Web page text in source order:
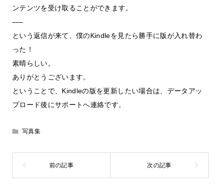
ンテンツを受け取ることができます。
—–
という返信が来て、僕のKindleを見たら勝手に版が入れ替わ
った！
素晴らしい。
ありがとうございます。
ということで、Kindleの版を更新したい場合は、データアッ
プロード後にサポートへ連絡です。
写真集